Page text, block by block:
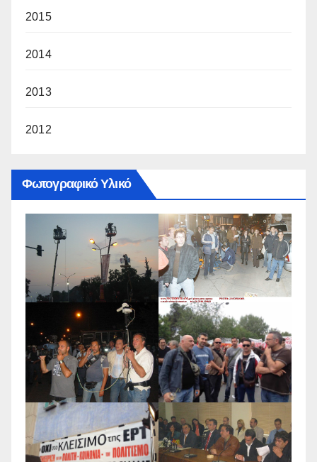
2015
2014
2013
2012
Φωτογραφικό Υλικό